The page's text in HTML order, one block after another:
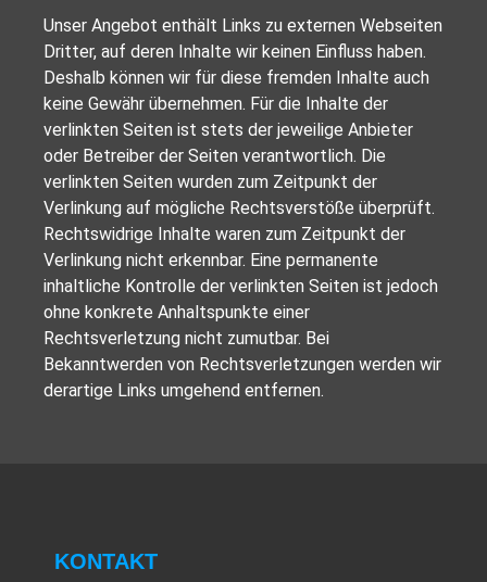
Unser Angebot enthält Links zu externen Webseiten
Dritter, auf deren Inhalte wir keinen Einfluss haben.
Deshalb können wir für diese fremden Inhalte auch
keine Gewähr übernehmen. Für die Inhalte der
verlinkten Seiten ist stets der jeweilige Anbieter
oder Betreiber der Seiten verantwortlich. Die
verlinkten Seiten wurden zum Zeitpunkt der
Verlinkung auf mögliche Rechtsverstöße überprüft.
Rechtswidrige Inhalte waren zum Zeitpunkt der
Verlinkung nicht erkennbar. Eine permanente
inhaltliche Kontrolle der verlinkten Seiten ist jedoch
ohne konkrete Anhaltspunkte einer
Rechtsverletzung nicht zumutbar. Bei
Bekanntwerden von Rechtsverletzungen werden wir
derartige Links umgehend entfernen.
KONTAKT